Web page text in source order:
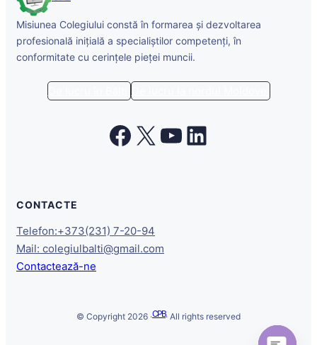
Misiunea Colegiului constă în formarea și dezvoltarea
profesională inițială a specialiștilor competenți, în
conformitate cu cerințele pieței muncii.
Facebook X YouTube LinkedIn
CONTACTE
Telefon:+373(231) 7-20-94
Mail: colegiulbalti@gmail.com
Contactează-ne
© Copyright 2026 ·CPB· All rights reserved